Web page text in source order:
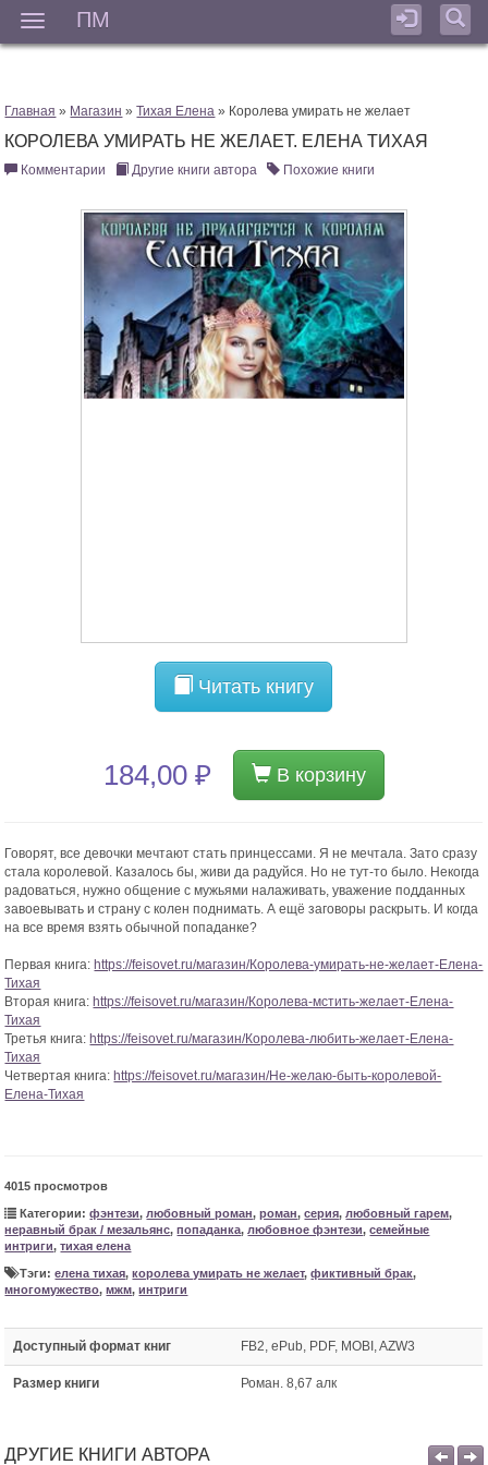
ПМ
Главная » Магазин »Тихая Елена » Королева умирать не желает
КОРОЛЕВА УМИРАТЬ НЕ ЖЕЛАЕТ. ЕЛЕНА ТИХАЯ
Комментарии Другие книги автора Похожие книги
Читать книгу
184,00 ₽ В корзину
Говорят, все девочки мечтают стать принцессами. Я не мечтала. Зато сразу
стала королевой. Казалось бы, живи да радуйся. Но не тут-то было. Некогда
радоваться, нужно общение с мужьями налаживать, уважение подданных
завоевывать и страну с колен поднимать. А ещё заговоры раскрыть. И когда
на все время взять обычной попаданке?
Первая книга: https://feisovet.ru/магазин/Королева-умирать-не-желает-Елена-
Тихая
Вторая книга: https://feisovet.ru/магазин/Королева-мстить-желает-Елена-
Тихая
Третья книга: https://feisovet.ru/магазин/Королева-любить-желает-Елена-
Тихая
Четвертая книга: https://feisovet.ru/магазин/Не-желаю-быть-королевой-
Елена-Тихая
4015 просмотров
Категории:фэнтези, любовный роман,роман,серия, любовный гарем,
неравный брак / мезальянс,попаданка, любовное фэнтези,семейные
интриги,тихая елена
Тэги:елена тихая,королева умирать не желает,фиктивный брак,
многомужество,мжм,интриги
Доступный формат книг FB2, ePub, PDF, MOBI, AZW3
Размер книги Роман. 8,67 алк
ДРУГИЕ КНИГИ АВТОРА